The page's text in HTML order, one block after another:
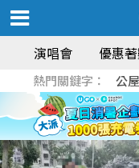
演唱會 優惠
熱門關鍵字： 公